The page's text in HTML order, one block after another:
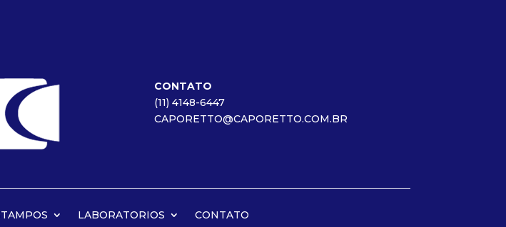
CONTATO
(11) 4148-6447
CAPORETTO@CAPORETTO.COM.BR
LABORATORIOS CONTATO